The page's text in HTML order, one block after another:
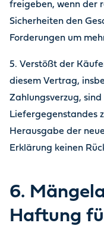
freigeben, wenn der
Sicherheiten den
Forderungen um
5. Verstößt der
diesem Vertrag,
Zahlungsverzug,
Liefergegenstandes
Herausgabe der
Erklärung keinen
6.
Haftung